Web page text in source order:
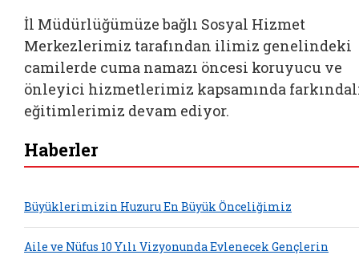
İl Müdürlüğümüze bağlı Sosyal Hizmet
Merkezlerimiz tarafından ilimiz genelindeki
camilerde cuma namazı öncesi koruyucu ve
önleyici hizmetlerimiz kapsamında
eğitimlerimiz devam ediyor.
Haberler
Büyüklerimizin Huzuru En Büyük Önceliğimiz
Aile ve Nüfus 10 Yılı Vizyonunda Evlenecek Gençlerin